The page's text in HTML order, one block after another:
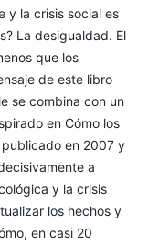
y la crisis social es
La desigualdad. El
que los
de este libro
se combina con un
en Cómo los
en 2007 y
a
y la crisis
los hechos y
en casi 20